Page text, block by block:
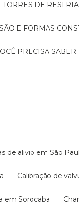
TORRES DE
E FORMAS
PRECISA SABER
de alivio em São
Calibração de
em Sorocaba